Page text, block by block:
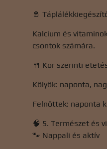
🧂
Kalcium és
csontok számára.
🍴 Kor szerinti
Kölyök: naponta,
Felnőttek: naponta
🧠 5. Természet és
🐾 Nappali és aktív